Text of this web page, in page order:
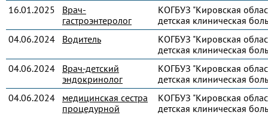
16.01.2025
Врач-
гастроэнтеролог
КОГБУЗ "Кировская
детская клиническая
04.06.2024
Водитель
КОГБУЗ "Кировская
детская клиническая
04.06.2024
Врач-детский
эндокринолог
КОГБУЗ "Кировская
детская клиническая
04.06.2024
медицинская сестра
процедурной
КОГБУЗ "Кировская
детская клиническая